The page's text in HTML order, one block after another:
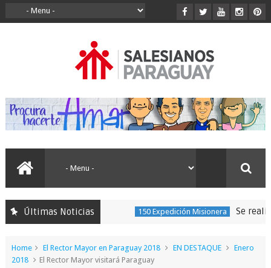
Últimas Noticias 150 Expedición Misionera Se realizó la
Home El Rector Mayor en Paraguay 2018 EN DESTAQUE
Enero
2018
El Rector Mayor visitará Paraguay